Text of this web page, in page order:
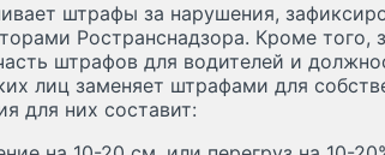
штрафы за нарушения,
Ространснадзора. Кроме того,
штрафов для водителей и
лиц заменяет штрафами для
для них составит: